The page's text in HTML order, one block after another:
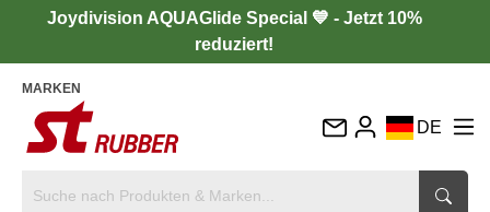
Joydivision AQUAGlide Special 💙 - Jetzt 10%
reduziert!
MARKEN
DE